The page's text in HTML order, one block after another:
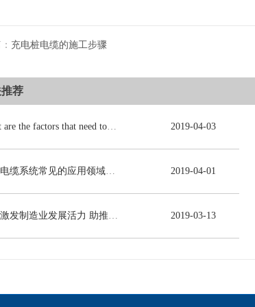
充电桩电缆的施工步骤
荐
What are the factors that need to be consulted in choosing power cables? 2019-04-03
电力电缆系统常见的应用领域有哪些？ 2019-04-01
减税激发制造业发展活力 助推线缆行业高质量发展 2019-03-13